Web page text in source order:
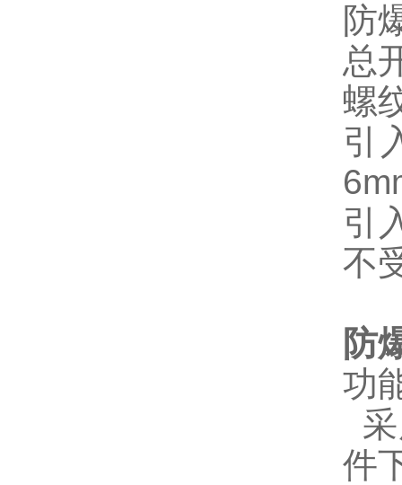
防
总
螺
引
引
不
防
功
件